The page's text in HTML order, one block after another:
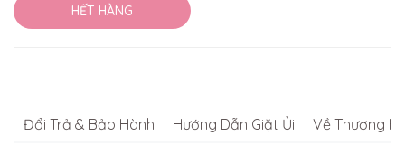
HẾT HÀNG
Đổi Trả & Bảo Hành Hướng Dẫn Giặt Ủi Về Thương